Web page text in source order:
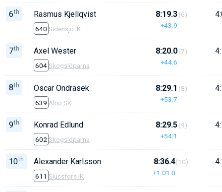
6th Rasmus Kjellqvist
640 Sidensjö IK
8:19.3
+43.9
(6)
7th Axel Wester
604Skogslöparna
8:20.0
+44.6
(7)
8th Oscar Ondrasek
639 Alnö SK
8:29.1
+53.7
(8)
9th Konrad Edlund
602 Skogslöparna
8:29.5
+54.1
(9)
10th Alexander Karlsson
611 Slussfors IK
8:36.4
+1:01.0
(10)